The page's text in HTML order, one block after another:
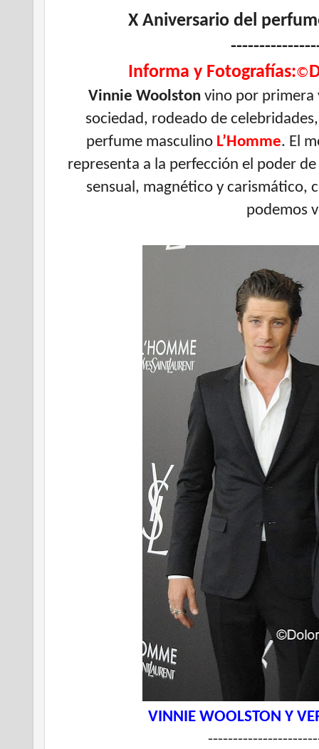
X Aniversario del
Informa y Fotografías:©
Vinnie Woolston vino por primera
sociedad, rodeado de
perfume masculino L’Homme. El
representa a la perfección el poder
sensual, magnético y carismático,
podemos
VINNIE WOOLSTON Y